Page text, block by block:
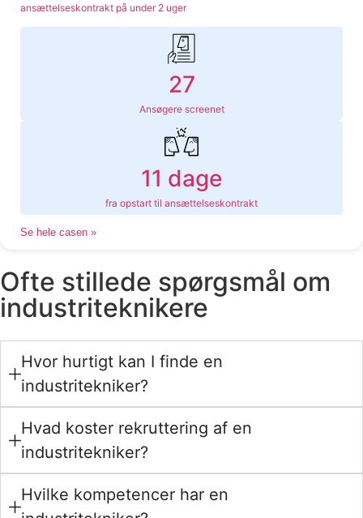
ansættelseskontrakt på under 2 uger
27
Ansøgere screenet
11 dage
fra opstart til ansættelseskontrakt
Se hele casen »
Ofte stillede spørgsmål om
industriteknikere
Hvor hurtigt kan I finde en
industritekniker?
Hvad koster rekruttering af en
industritekniker?
Hvilke kompetencer har en